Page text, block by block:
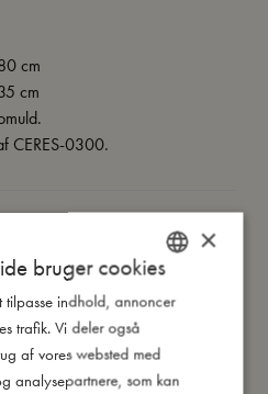
cm
cm
CERES-0300.
DANISH
GERMAN
×
bruger cookies
tilpasse indhold, annoncer
trafik. Vi deler også
af vores websted med
analysepartnere, som kan